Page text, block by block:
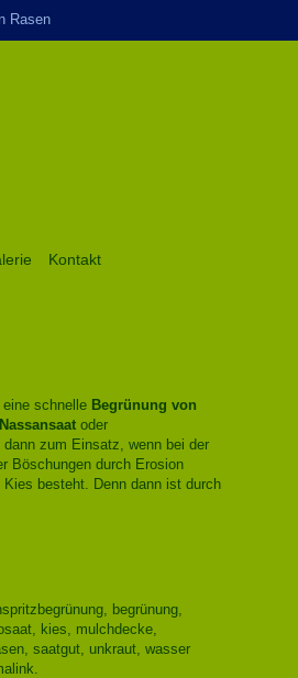
Rasen
Kontakt
schnelle Begrünung von
Nassansaatoder
zum Einsatz, wenn bei der
Böschungen durch Erosion
besteht. Denn dann ist durch
, begrünung,
, kies, mulchdecke,
, saatgut, unkraut, wasser
.